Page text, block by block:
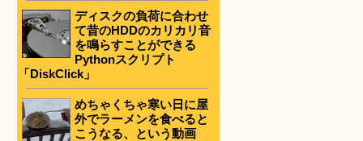
ディスクの負荷に合わせ
て昔のHDDのカリカリ音
を鳴らすことができる
Pythonスクリプト
「DiskClick」
めちゃくちゃ寒い日に屋
外でラーメンを食べると
こうなる、という動画